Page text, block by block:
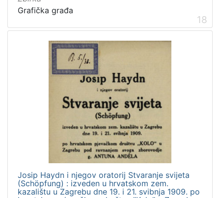
Grafička građa
18
Josip Haydn i njegov oratorij Stvaranje svijeta
(Schöpfung) : izveden u hrvatskom zem.
kazalištu u Zagrebu dne 19. i 21. svibnja 1909. po